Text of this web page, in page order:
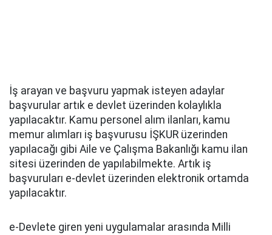
İş arayan ve başvuru yapmak isteyen adaylar
başvurular artık e devlet üzerinden kolaylıkla
yapılacaktır. Kamu personel alım ilanları, kamu
memur alımları iş başvurusu İŞKUR üzerinden
yapılacağı gibi Aile ve Çalışma Bakanlığı kamu ilan
sitesi üzerinden de yapılabilmekte. Artık iş
başvuruları e-devlet üzerinden elektronik ortamda
yapılacaktır.
e-Devlete giren yeni uygulamalar arasında Milli